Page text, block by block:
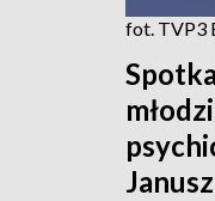
fot. TVP3